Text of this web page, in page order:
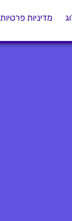
מדיניות פרטיות